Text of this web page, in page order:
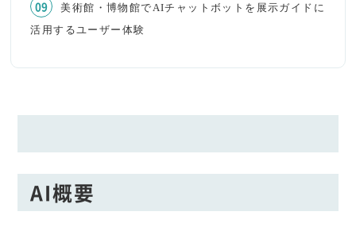
美術館・博物館でAIチャットボットを展示ガイドに
活用するユーザー体験
AI概要